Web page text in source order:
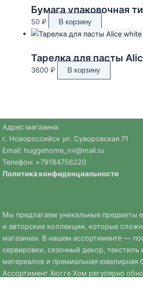
50 ₽ В корзину
Тарелка для пасты
3600 ₽ В корзину
Адрес магазина:
г. Новороссийск ул. Суворовская 71
Email: huggehome_nv@mail.ru
Телефон: +79184756220
Политика конфиденциальности
Мы предлагаем уникальные предметы
и авторские коллекции, которые
магазинах. В нашем ассортименте —
сервировки, сезонный декор, текстиль
материалов и премиальная ювелирная
Ассортимент Хюгге Хом регулярно